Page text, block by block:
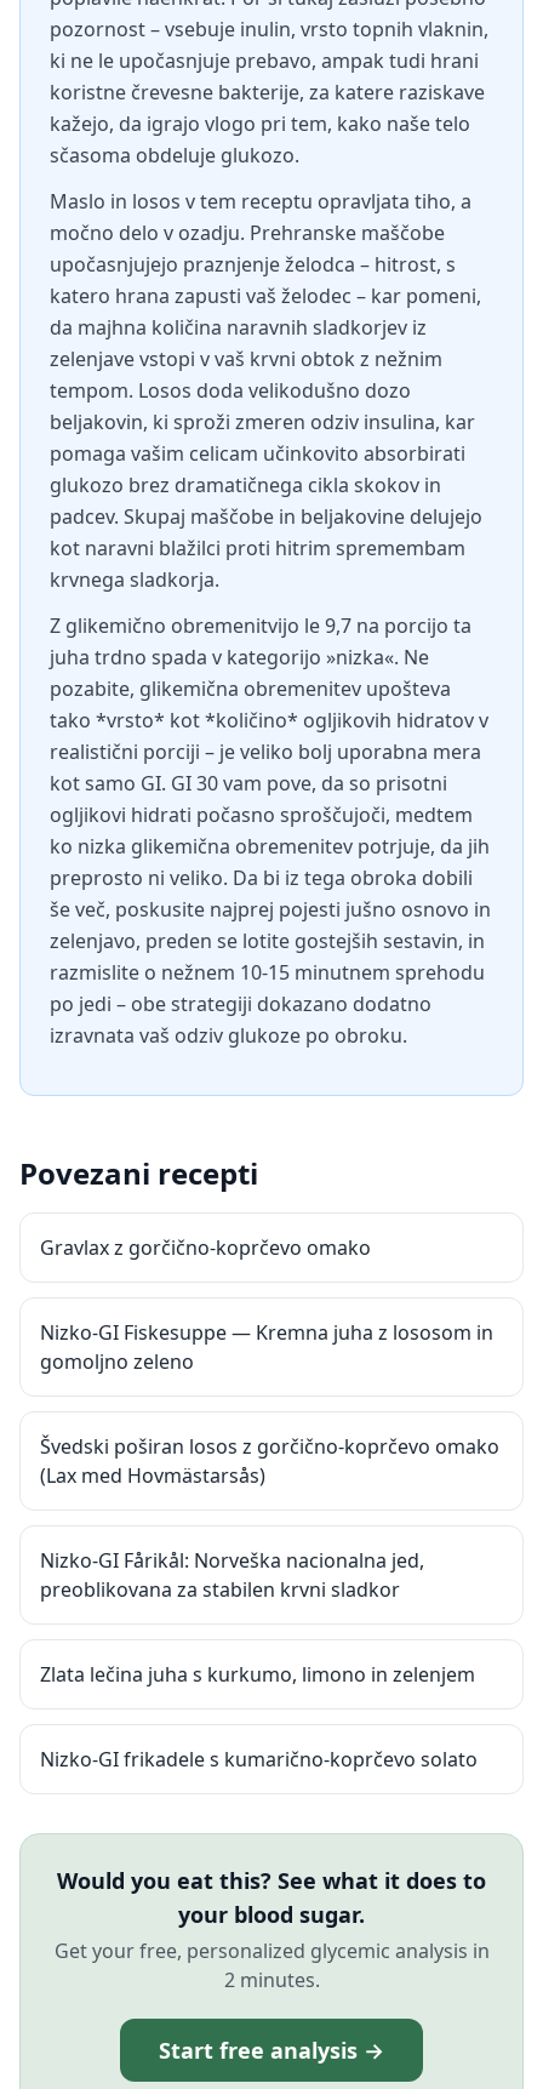
pozornost – vsebuje inulin, vrsto topnih vlaknin,
ki ne le upočasnjuje prebavo, ampak tudi hrani
koristne črevesne bakterije, za katere raziskave
kažejo, da igrajo vlogo pri tem, kako naše telo
sčasoma obdeluje glukozo.
Maslo in losos v tem receptu opravljata tiho, a
močno delo v ozadju. Prehranske maščobe
upočasnjujejo praznjenje želodca – hitrost, s
katero hrana zapusti vaš želodec – kar pomeni,
da majhna količina naravnih sladkorjev iz
zelenjave vstopi v vaš krvni obtok z nežnim
tempom. Losos doda velikodušno dozo
beljakovin, ki sproži zmeren odziv insulina, kar
pomaga vašim celicam učinkovito absorbirati
glukozo brez dramatičnega cikla skokov in
padcev. Skupaj maščobe in beljakovine delujejo
kot naravni blažilci proti hitrim spremembam
krvnega sladkorja.
Z glikemično obremenitvijo le 9,7 na porcijo ta
juha trdno spada v kategorijo »nizka«. Ne
pozabite, glikemična obremenitev upošteva
tako *vrsto* kot *količino* ogljikovih hidratov v
realistični porciji – je veliko bolj uporabna mera
kot samo GI. GI 30 vam pove, da so prisotni
ogljikovi hidrati počasno sproščujoči, medtem
ko nizka glikemična obremenitev potrjuje, da jih
preprosto ni veliko. Da bi iz tega obroka dobili
še več, poskusite najprej pojesti jušno osnovo in
zelenjavo, preden se lotite gostejših sestavin, in
razmislite o nežnem 10-15 minutnem sprehodu
po jedi – obe strategiji dokazano dodatno
izravnata vaš odziv glukoze po obroku.
Povezani recepti
Gravlax z gorčično-koprčevo omako
Nizko-GI Fiskesuppe — Kremna juha z lososom in
gomoljno zeleno
Švedski poširan losos z gorčično-koprčevo omako
(Lax med Hovmästarsås)
Nizko-GI Fårikål: Norveška nacionalna jed,
preoblikovana za stabilen krvni sladkor
Zlata lečina juha s kurkumo, limono in zelenjem
Nizko-GI frikadele s kumarično-koprčevo solato
Would you eat this? See what it does to
your blood sugar.
Get your free, personalized glycemic analysis in
2 minutes.
Start free analysis →